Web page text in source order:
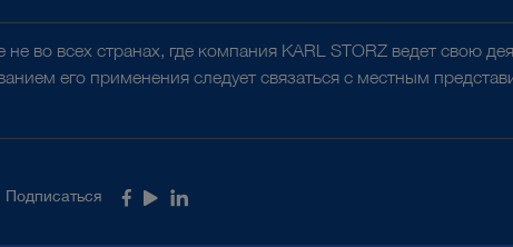
во всех странах, где компания KARL STORZ ведет свою
его применения следует связаться с местным
Подписаться Facebook
YoutubeLinkedIn